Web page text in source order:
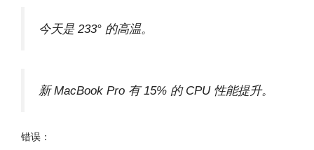
今天是 233° 的高温。
新 MacBook Pro 有 15% 的 CPU 性能提升。
错误：